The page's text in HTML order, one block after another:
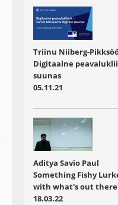
Triinu Niiberg-
Digitaalne
suunas
05.11.21
Aditya Savio Paul
Something Fishy
with what's out there
18.03.22